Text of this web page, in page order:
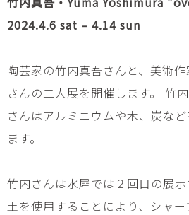
2024.4.6 sat – 4.14 sun
陶芸家の竹内真吾さんと、美術
さんの二人展を開催します。 竹
さんはアルミニウムや木、炭な
ます。
竹内さんは水犀では２回目の展
土を使用することにより、シャ